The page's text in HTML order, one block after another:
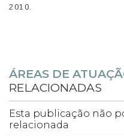
2010.
ÁREAS DE
RELACIONADAS
Esta publicação não
relacionada